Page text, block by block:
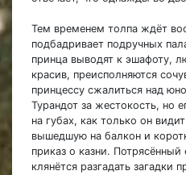
Тем временем толпа ждёт
подбадривает подручных
принца выводят к эшафоту,
красив, преисполняются
принцессу сжалиться над
Турандот за жестокость, но
на губах, как только он
вышедшую на балкон и
приказ о казни. Потрясённый
клянётся разгадать загадки